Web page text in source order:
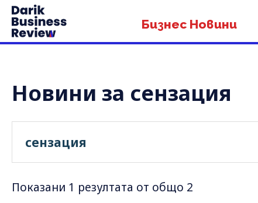
Бизнес Новини
Новини за сензация
Показани 1 резултата от общо 2